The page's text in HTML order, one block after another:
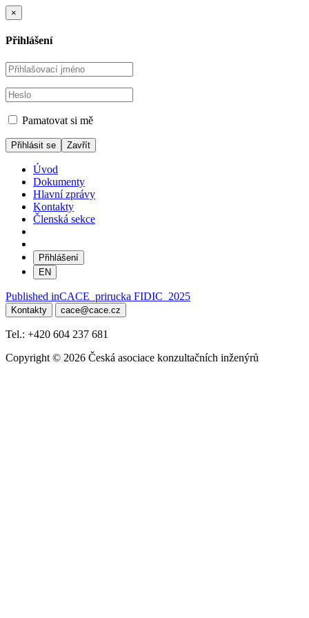
×
Přihlášení
Pamatovat si mě
Zavřít
Úvod
Dokumenty
Hlavní zprávy
Kontakty
Členská sekce
Přihlášení
EN
Navigace
pro
příspěvek
Published inCACE_prirucka FIDIC_2025
Kontakty cace@cace.cz
Tel.: +420 604 237 681
Copyright © 2026 Česká asociace konzultačních inženýrů